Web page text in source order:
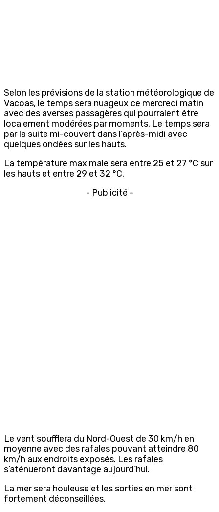
Selon les prévisions de la station météorologique de
Vacoas, le temps sera nuageux ce mercredi matin
avec des averses passagères qui pourraient être
localement modérées par moments. Le temps sera
par la suite mi-couvert dans l’après-midi avec
quelques ondées sur les hauts.
La température maximale sera entre 25 et 27 °C sur
les hauts et entre 29 et 32 °C.
- Publicité -
Le vent soufflera du Nord-Ouest de 30 km/h en
moyenne avec des rafales pouvant atteindre 80
km/h aux endroits exposés. Les rafales
s’aténueront davantage aujourd’hui.
La mer sera houleuse et les sorties en mer sont
fortement déconseillées.